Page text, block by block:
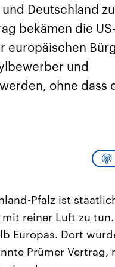
wie
Der Iran – seit der
1979 auch
von einem
regierter Staat im
zu Israel und zu den
Deutschland
bekämen die
und
ohne dass
Pfalz ist
reiner Luft zu
Europas. Dort
Prümer Vertrag,